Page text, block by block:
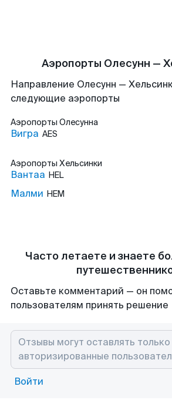
Аэропорты Олесунн —
Направление Олесунн —
следующие аэропорты
Аэропорты Олесунна
Вигра AES
Аэропорты Хельсинки
Вантаа HEL
Малми HEM
Часто летаете и знаете
Оставьте комментарий — он
пользователям принять решение
Войти